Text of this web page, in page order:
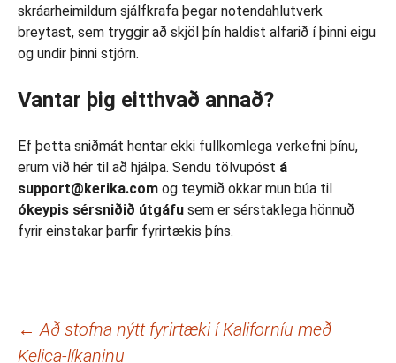
skráarheimildum sjálfkrafa þegar notendahlutverk
breytast, sem tryggir að skjöl þín haldist alfarið í þinni eigu
og undir þinni stjórn.
Vantar þig eitthvað annað?
Ef þetta sniðmát hentar ekki fullkomlega verkefni þínu,
erum við hér til að hjálpa. Sendu tölvupóst á
support@kerika.com og teymið okkar mun búa til
ókeypis sérsniðið útgáfu sem er sérstaklega hönnuð
fyrir einstakar þarfir fyrirtækis þíns.
Leiðarkerfi
← Að stofna nýtt fyrirtæki í Kaliforníu með
Kelica-líkaninu